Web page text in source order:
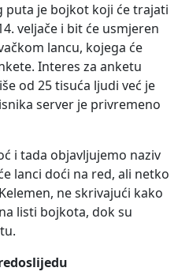
puta je bojkot koji će trajati
veljače i bit će usmjeren
lancu, kojega će
Interes za anketu
od 25 tisuća ljudi već je
server je privremeno
i tada objavljujemo naziv
lanci doći na red, ali netko
ne skrivajući kako
listi bojkota, dok su